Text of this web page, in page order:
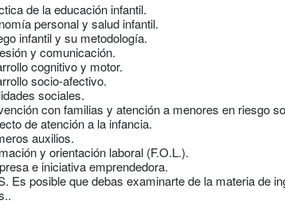
de la educación infantil.
personal y salud infantil.
infantil y su metodología.
y comunicación.
cognitivo y motor.
socio-afectivo.
sociales.
con familias y atención a menores en riesgo
de atención a la infancia.
auxilios.
y orientación laboral (F.O.L.).
e iniciativa emprendedora.
Es posible que debas examinarte de la materia de